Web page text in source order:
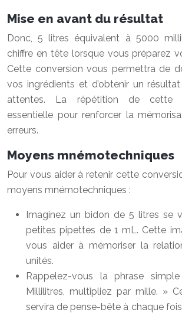
Mise en avant du résultat
Donc, 5 litres équivalent à 5000
chiffre en tête lorsque vous préparez
Cette conversion vous permettra de
vos ingrédients et d’obtenir un
attentes. La répétition de cette
essentielle pour renforcer la
erreurs.
Moyens mnémotechniques
Pour vous aider à retenir cette
moyens mnémotechniques :
Imaginez un bidon de 5 litres se
petites pipettes de 1 mL. Cette
vous aider à mémoriser la
unités.
Rappelez-vous la phrase
Millilitres, multipliez par mille. »
servira de pense-bête à chaque